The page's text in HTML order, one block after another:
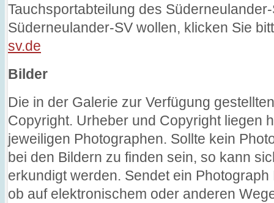
Tauchsportabteilung des
Süderneulander-SV wollen, klicken Sie
sv.de
Bilder
Die in der Galerie zur Verfügung
Copyright. Urheber und Copyright liegen
jeweiligen Photographen. Sollte kein
bei den Bildern zu finden sein, so kann
erkundigt werden. Sendet ein
ob auf elektronischem oder anderen